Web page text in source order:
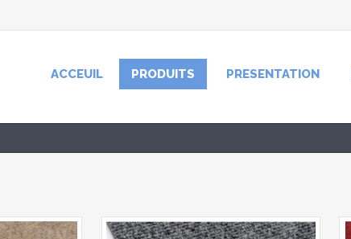
ACCEUIL PRODUITS PRESENTATION